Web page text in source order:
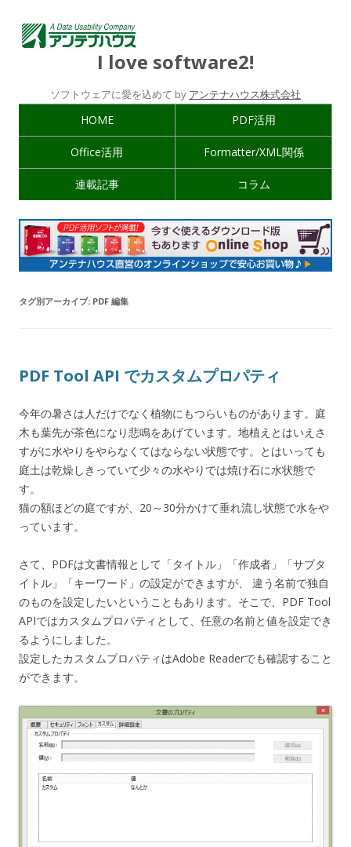
I love software2!
ソフトウェアに愛を込めて by アンテナハウス株式会社
HOME PDF活用
Office活用 Formatter/XML関係
連載記事 コラム
タグ別アーカイブ: PDF 編集
PDF Tool API でカスタムプロパティ
今年の暑さは人だけでなく植物にもつらいものがあります。庭
木も葉先が茶色になり悲鳴をあげています。地植えとはいえさ
すがに水やりをやらなくてはならない状態です。とはいっても
庭土は乾燥しきっていて少々の水やりでは焼け石に水状態で
す。
猫の額ほどの庭ですが、20～30分かけて垂れ流し状態で水をや
っています。
さて、PDFは文書情報として「タイトル」「作成者」「サブタ
イトル」「キーワード」の設定ができますが、 違う名前で独自
のものを設定したいということもあります。そこで、PDF Tool
APIではカスタムプロパティとして、任意の名前と値を設定でき
るようにしました。
設定したカスタムプロパティはAdobe Readerでも確認すること
ができます。